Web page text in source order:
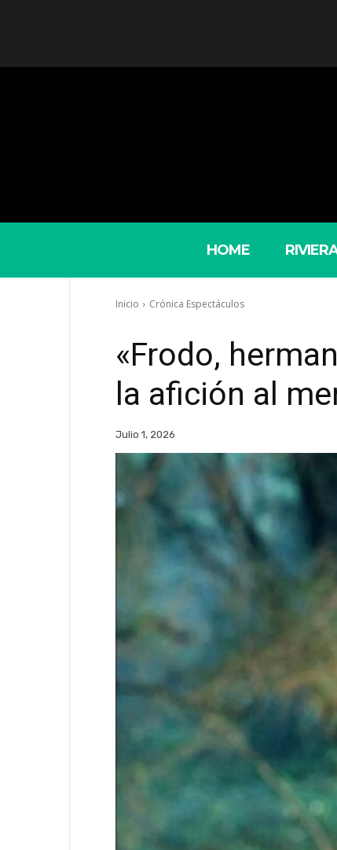
HOME
Inicio Crónica Espectáculos
«Frodo,
la afición al
Julio 1, 2026